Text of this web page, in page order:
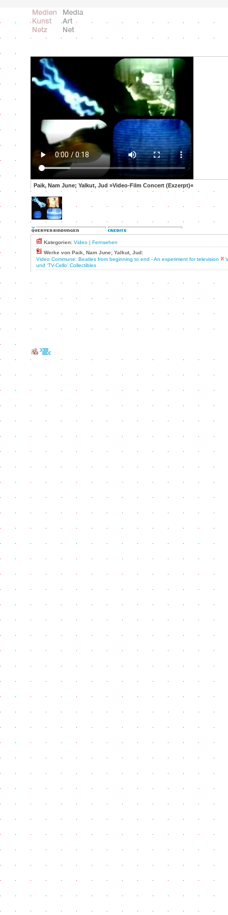
Paik, Nam June; Yalkut, Jud »Video-Film Concert (Exzerpt)«
Kategorien: Video | Fernsehen
Werke von Paik, Nam June; Yalkut, Jud:
Video Commune: Beatles from beginning to end - An experiment for television
und ‘TV-Cello’ Collectibles